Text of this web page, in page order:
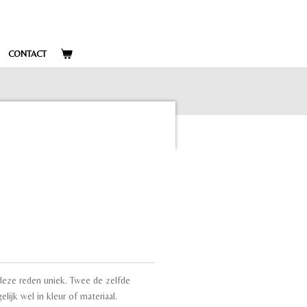
CONTACT
reden uniek. Twee de zelfde
wel in kleur of materiaal.